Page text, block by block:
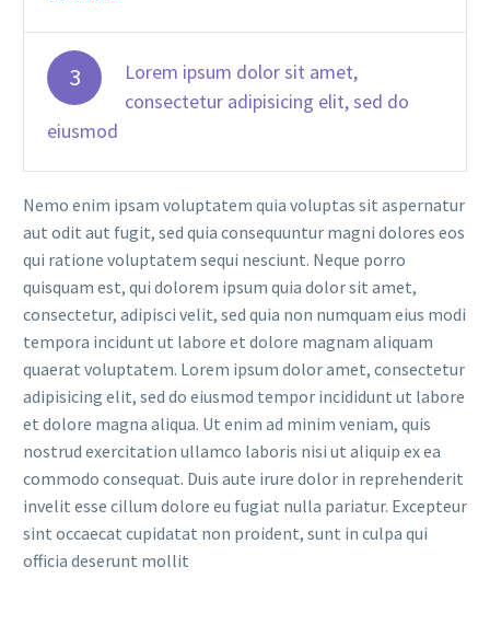
3
Lorem ipsum dolor sit amet,
consectetur adipisicing elit, sed do
eiusmod
Nemo enim ipsam voluptatem quia voluptas sit aspernatur
aut odit aut fugit, sed quia consequuntur magni dolores eos
qui ratione voluptatem sequi nesciunt. Neque porro
quisquam est, qui dolorem ipsum quia dolor sit amet,
consectetur, adipisci velit, sed quia non numquam eius modi
tempora incidunt ut labore et dolore magnam aliquam
quaerat voluptatem. Lorem ipsum dolor amet, consectetur
adipisicing elit, sed do eiusmod tempor incididunt ut labore
et dolore magna aliqua. Ut enim ad minim veniam, quis
nostrud exercitation ullamco laboris nisi ut aliquip ex ea
commodo consequat. Duis aute irure dolor in reprehenderit
invelit esse cillum dolore eu fugiat nulla pariatur. Excepteur
sint occaecat cupidatat non proident, sunt in culpa qui
officia deserunt mollit